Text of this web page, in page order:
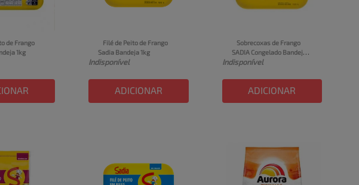
de Frango
1kg
Filé de Peito de Frango
Sadia Bandeja 1kg
Indisponível
ADICIONAR
Sobrecoxas de Frango
SADIA Congelado Bandeja
1kg
Indisponível
ADICIONAR